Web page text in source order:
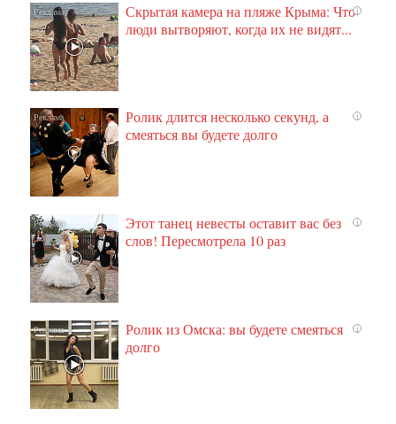
i
Скрытая камера на пляже Крыма: Что
люди вытворяют, когда их не видят...
i
Ролик длится несколько секунд, а
смеяться вы будете долго
i
Этот танец невесты оставит вас без
слов! Пересмотрела 10 раз
i
Ролик из Омска: вы будете смеяться
долго